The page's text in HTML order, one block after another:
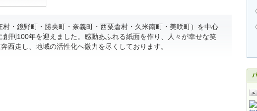
・鏡野町・勝央町・奈義町・西粟倉村・久米南町・美咲町）を中心
刊100年を迎えました。感動あふれる紙面を作り、人々が幸せな笑
西走し、地域の活性化へ微力を尽くしております。